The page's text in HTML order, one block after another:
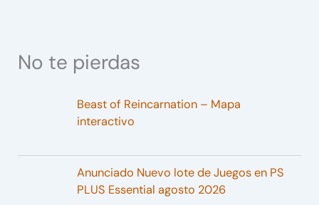
No te pierdas
Beast of Reincarnation – Mapa
interactivo
Anunciado Nuevo lote de Juegos en PS
PLUS Essential agosto 2026